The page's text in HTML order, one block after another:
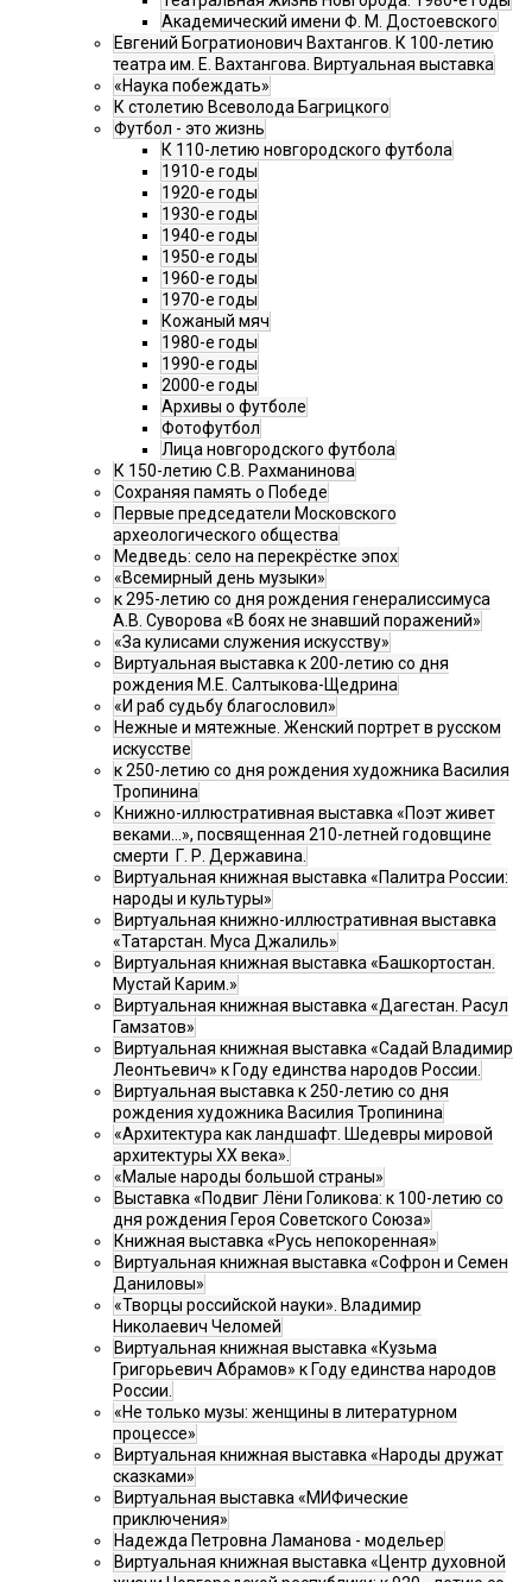
Академический имени Ф. М. Достоевского
Евгений Богратионович Вахтангов. К 100-летию
театра им. Е. Вахтангова. Виртуальная выставка
«Наука побеждать»
К столетию Всеволода Багрицкого
Футбол - это жизнь
К 110-летию новгородского футбола
1910-е годы
1920-е годы
1930-е годы
1940-е годы
1950-е годы
1960-е годы
1970-е годы
Кожаный мяч
1980-е годы
1990-е годы
2000-е годы
Архивы о футболе
Фотофутбол
Лица новгородского футбола
К 150-летию С.В. Рахманинова
Сохраняя память о Победе
Первые председатели Московского
археологического общества
Медведь: село на перекрёстке эпох
«Всемирный день музыки»
к 295-летию со дня рождения генералиссимуса
А.В. Суворова «В боях не знавший поражений»
«За кулисами служения искусству»
Виртуальная выставка к 200-летию со дня
рождения М.Е. Салтыкова-Щедрина
«И раб судьбу благословил»
Нежные и мятежные. Женский портрет в русском
искусстве
к 250-летию со дня рождения художника Василия
Тропинина
Книжно-иллюстративная выставка «Поэт живет
веками…», посвященная 210-летней годовщине
смерти Г. Р. Державина.
Виртуальная книжная выставка «Палитра России:
народы и культуры»
Виртуальная книжно-иллюстративная выставка
«Татарстан. Муса Джалиль»
Виртуальная книжная выставка «Башкортостан.
Мустай Карим.»
Виртуальная книжная выставка «Дагестан. Расул
Гамзатов»
Виртуальная книжная выставка «Садай Владимир
Леонтьевич» к Году единства народов России.
Виртуальная выставка к 250-летию со дня
рождения художника Василия Тропинина
«Архитектура как ландшафт. Шедевры мировой
архитектуры XX века».
«Малые народы большой страны»
Выставка «Подвиг Лёни Голикова: к 100-летию со
дня рождения Героя Советского Союза»
Книжная выставка «Русь непокоренная»
Виртуальная книжная выставка «Софрон и Семен
Даниловы»
«Творцы российской науки». Владимир
Николаевич Челомей
Виртуальная книжная выставка «Кузьма
Григорьевич Абрамов» к Году единства народов
России.
«Не только музы: женщины в литературном
процессе»
Виртуальная книжная выставка «Народы дружат
сказками»
Виртуальная выставка «МИФические
приключения»
Надежда Петровна Ламанова - модельер
Виртуальная книжная выставка «Центр духовной